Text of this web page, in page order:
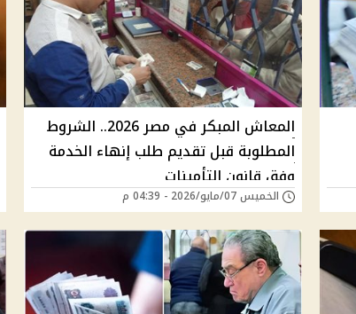
المعاش المبكر في مصر 2026.. الشروط
المطلوبة قبل تقديم طلب إنهاء الخدمة
وفق قانون التأمينات
الخميس 07/مايو/2026 - 04:39 م